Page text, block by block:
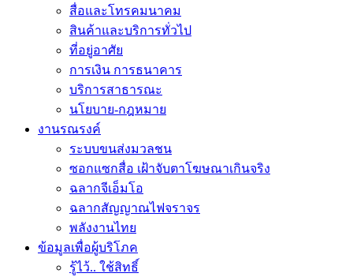
สื่อและโทรคมนาคม
สินค้าและบริการทั่วไป
ที่อยู่อาศัย
การเงิน การธนาคาร
บริการสาธารณะ
นโยบาย-กฎหมาย
งานรณรงค์
ระบบขนส่งมวลชน
ซอกแซกสื่อ เฝ้าจับตาโฆษณาเกินจริง
ฉลากจีเอ็มโอ
ฉลากสัญญาณไฟจราจร
พลังงานไทย
ข้อมูลเพื่อผู้บริโภค
รู้ไว้.. ใช้สิทธิ์